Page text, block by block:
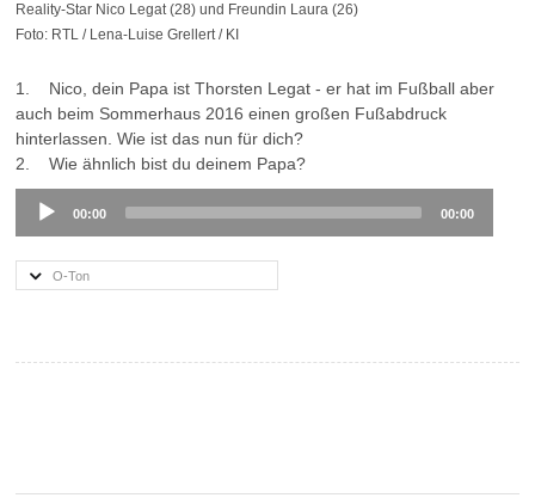
Reality-Star Nico Legat (28) und Freundin Laura (26)
Foto: RTL / Lena-Luise Grellert / KI
1. Nico, dein Papa ist Thorsten Legat - er hat im Fußball aber
auch beim Sommerhaus 2016 einen großen Fußabdruck
hinterlassen. Wie ist das nun für dich?
2. Wie ähnlich bist du deinem Papa?
Audio
Player
00:00 00:00
O-Ton